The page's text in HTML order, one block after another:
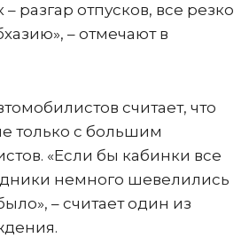
– разгар отпусков, все резко
– отмечают в
считает, что
только с большим
«Если бы кабинки все
немного шевелились
– считает один из